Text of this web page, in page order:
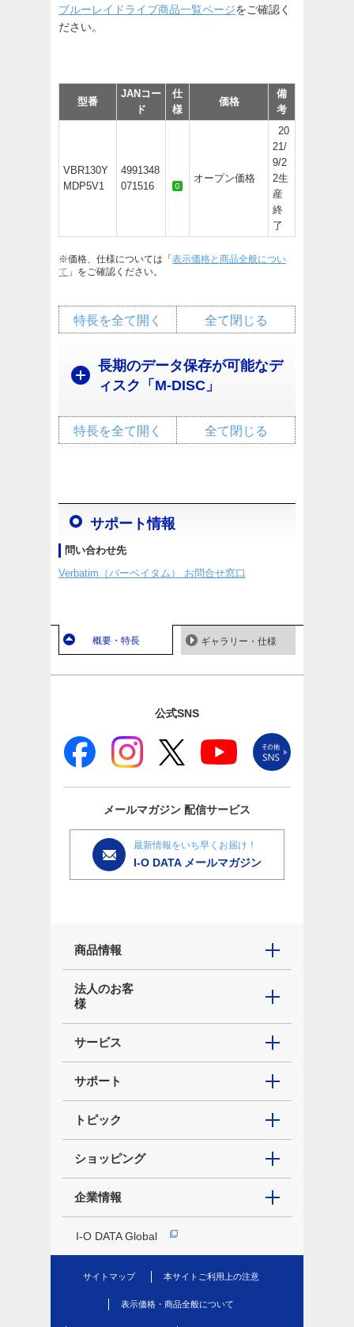
ブルーレイドライブ商品一覧ページをご確認く
ださい。
型番
JANコー
ド
仕
様
価格
備
考
VBR130Y
MDP5V1
4991348
071516
オープン価格
20
21/
9/2
2生
産
終
了
※価格、仕様については「 表示価格と商品全般につい
て 」をご確認ください。
全て閉じる
特長を全て開く
長期のデータ保存が可能なデ
ィスク「M-DISC」
全て閉じる
特長を全て開く
サポート情報
問い合わせ先
Verbatim（バーベイタム） お問合せ窓口
概要・特長 ギャラリー・仕様
公式SNS
メールマガジン 配信サービス
最新情報をいち早くお届け！
I-O DATA メールマガジン
商品情報
法人のお客
様
サービス
サポート
トピック
ショッピング
企業情報
I-O DATA Global
サイトマップ 本サイトご利用上の注意
表示価格・商品全般について